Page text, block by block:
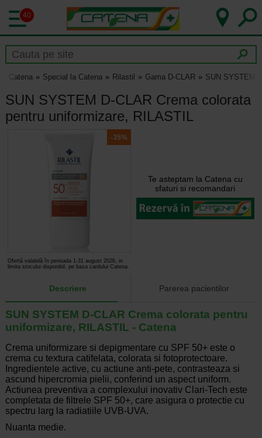
40
Catena Special la Catena Rilastil Gama D-CLAR SUN SYSTEM
SUN SYSTEM D-CLAR Crema colorata
pentru uniformizare, RILASTIL
-35%
Ofertă valabilă în perioada 1-31 august 2026, in
limita stocului disponibil, pe baza cardului Catena.
Te asteptam la Catena cu
sfaturi si recomandari
Descriere Parerea pacientilor
SUN SYSTEM D-CLAR Crema colorata pentru
uniformizare, RILASTIL - Catena
Crema uniformizare si depigmentare cu SPF 50+ este o
crema cu textura catifelata, colorata si fotoprotectoare.
Ingredientele active, cu actiune anti-pete, contrasteaza si
ascund hipercromia pielii, conferind un aspect uniform.
Actiunea preventiva a complexului inovativ Clari-Tech este
completata de filtrele SPF 50+, care asigura o protectie cu
spectru larg la radiatiile UVB-UVA.
Nuanta medie.